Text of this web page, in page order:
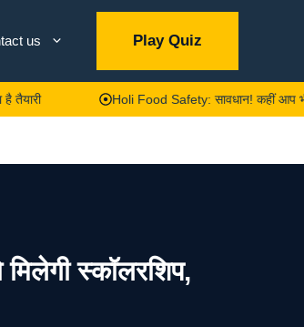
us Play Quiz
Holi Food Safety: सावधान! कहीं आप भी तो नहीं
स्कॉलरशिप,